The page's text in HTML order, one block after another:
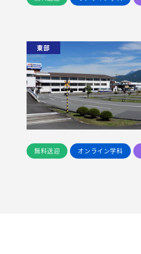
東部
無料送迎 オンライン学科